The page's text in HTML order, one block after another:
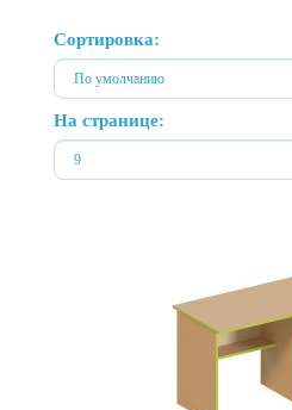
Сортировка:
На странице: